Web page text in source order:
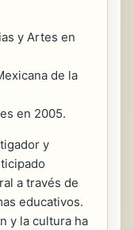
y Artes en
de la
en 2005.
y
a través de
educativos.
y la cultura ha